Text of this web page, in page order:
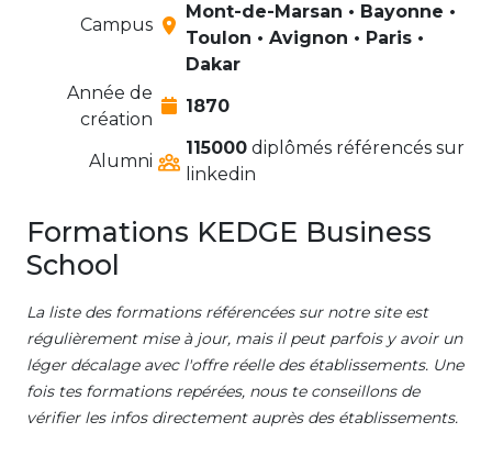
Campus
Mont-de-Marsan • Bayonne •
Toulon • Avignon • Paris •
Dakar
Année de
création
1870
Alumni
115000 diplômés référencés sur
linkedin
Formations KEDGE Business
School
La liste des formations référencées sur notre site est
régulièrement mise à jour, mais il peut parfois y avoir un
léger décalage avec l'offre réelle des établissements. Une
fois tes formations repérées, nous te conseillons de
vérifier les infos directement auprès des établissements.